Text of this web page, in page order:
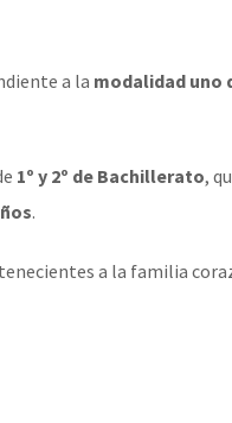
a la modalidad uno
1º y 2º de Bachillerato,
.
a la familia